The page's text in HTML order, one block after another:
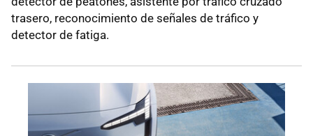
trasero, reconocimiento de señales de tráfico y
detector de fatiga.